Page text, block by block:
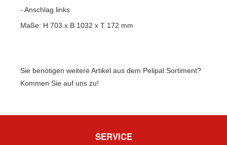
- Anschlag links
Maße: H 703 x B 1032 x T 172 mm
Sie benötigen weitere Artikel aus dem Pelipal Sortiment?
Kommen Sie auf uns zu!
SERVICE